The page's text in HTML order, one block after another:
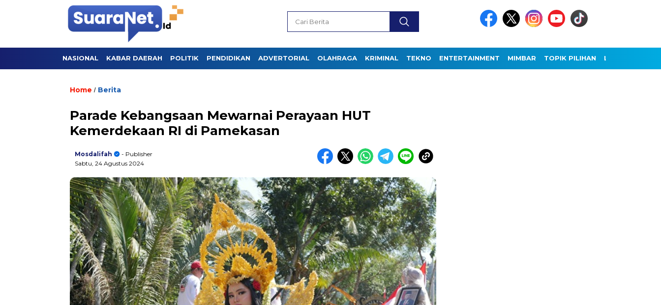
NASIONAL KABAR DAERAH POLITIK PENDIDIKAN ADVERTORIAL OLAHRAGA KRIMINAL TEKNO ENTERTAINMENT MIMBAR TOPIK PILIHAN LAINNYA
Home / Berita
Parade Kebangsaan Mewarnai Perayaan HUT
Kemerdekaan RI di Pamekasan
Mosdalifah
- Publisher
Sabtu, 24 Agustus 2024